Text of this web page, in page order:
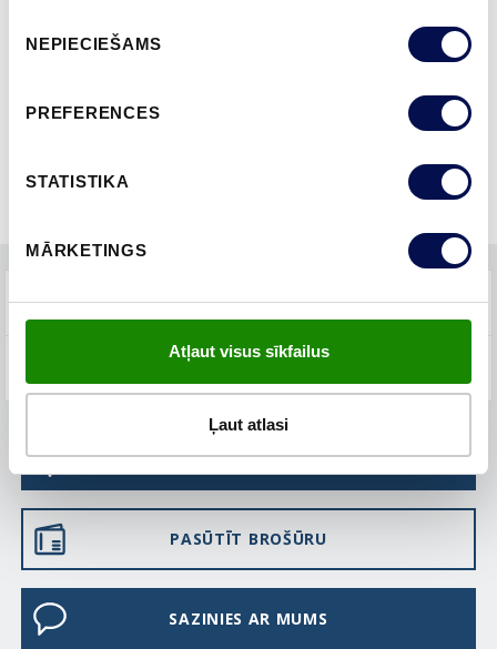
izvēle
NEPIECIEŠAMS
PREFERENCES
STATISTIKA
MĀRKETINGS
Atļaut visus sīkfailus
Ļaut atlasi
TEHNISKIE PARAMETRI
KUR IEGĀDĀTIES
PASŪTĪT BROŠŪRU
SAZINIES AR MUMS